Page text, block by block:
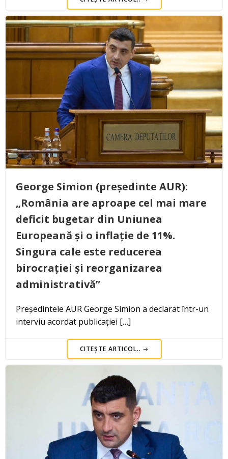
George Simion (președinte AUR):
„România are aproape cel mai mare
deficit bugetar din Uniunea
Europeană și o inflație de 11%.
Singura cale este reducerea
birocrației și reorganizarea
administrativă”
Președintele AUR George Simion a declarat într-un
interviu acordat publicației […]
CITEȘTE ARTICOL..